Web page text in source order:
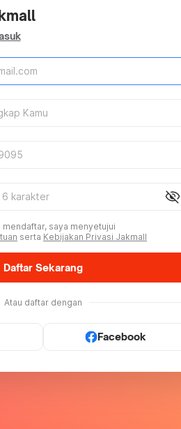
visibility_off
mendaftar, saya menyetujui
serta Kebijakan Privasi Jakmall
Daftar Sekarang
Atau daftar dengan
Facebook